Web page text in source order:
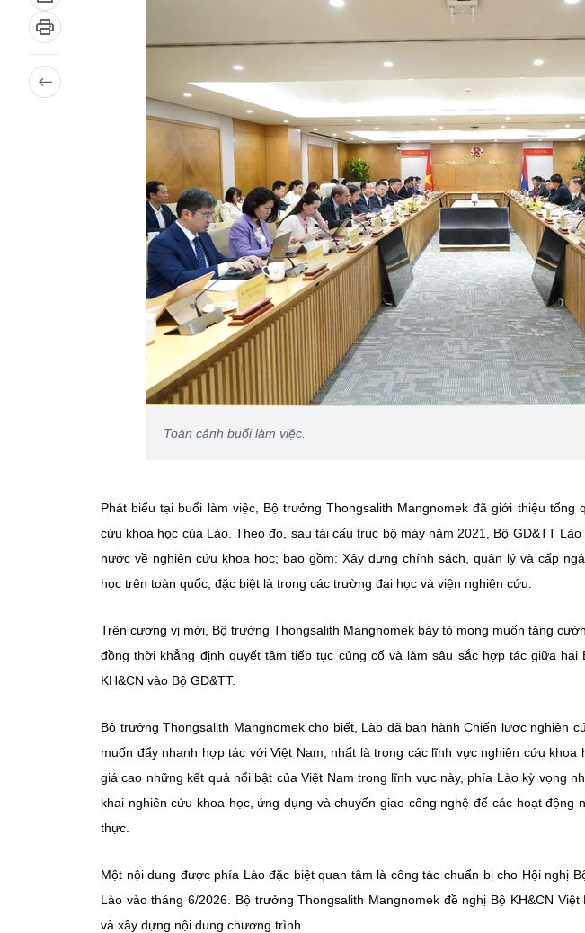
Toàn cảnh buổi làm việc.
Phát biểu tại buổi làm việc, Bộ trưởng Thongsalith Mangnomek đã giới thiệu tổng
cứu khoa học của Lào. Theo đó, sau tái cấu trúc bộ máy năm 2021, Bộ GD&TT
nước về nghiên cứu khoa học; bao gồm: Xây dựng chính sách, quản lý và cấp
học trên toàn quốc, đặc biệt là trong các trường đại học và viện nghiên cứu.
Trên cương vị mới, Bộ trưởng Thongsalith Mangnomek bày tỏ mong muốn tăng
đồng thời khẳng định quyết tâm tiếp tục củng cố và làm sâu sắc hợp tác giữa
KH&CN vào Bộ GD&TT.
Bộ trưởng Thongsalith Mangnomek cho biết, Lào đã ban hành Chiến lược nghiên
muốn đẩy nhanh hợp tác với Việt Nam, nhất là trong các lĩnh vực nghiên cứu khoa
giá cao những kết quả nổi bật của Việt Nam trong lĩnh vực này, phía Lào kỳ vọng
khai nghiên cứu khoa học, ứng dụng và chuyển giao công nghệ để các hoạt động
thực.
Một nội dung được phía Lào đặc biệt quan tâm là công tác chuẩn bị cho Hội nghị
Lào vào tháng 6/2026. Bộ trưởng Thongsalith Mangnomek đề nghị Bộ KH&CN
và xây dựng nội dung chương trình.